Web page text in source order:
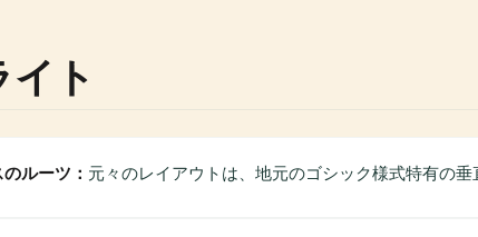
ト
ルーツ： 元々のレイアウトは、地元のゴシック様式特有の